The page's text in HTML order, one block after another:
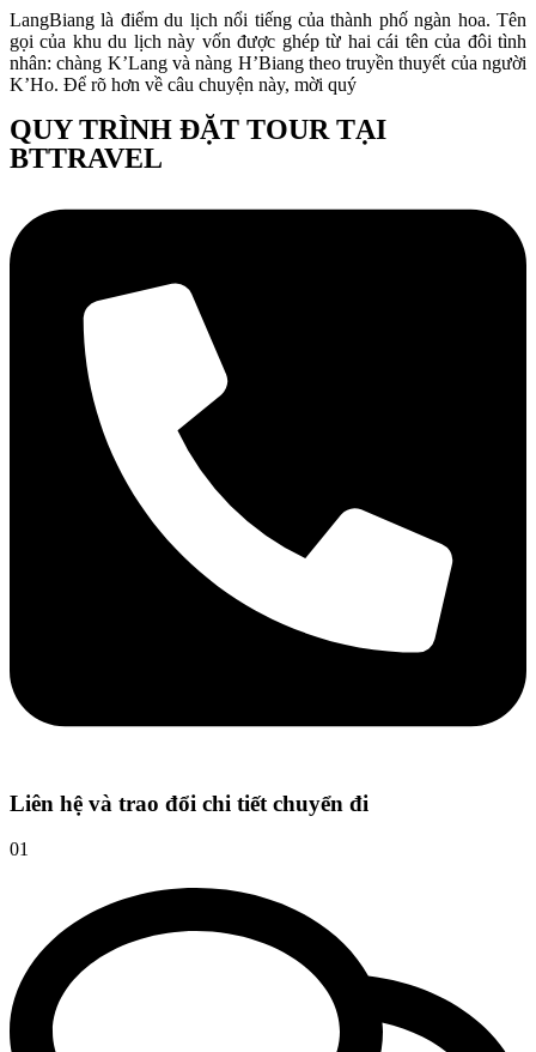
LangBiang là điểm du lịch nổi tiếng của thành phố ngàn hoa. Tên
gọi của khu du lịch này vốn được ghép từ hai cái tên của đôi tình
nhân: chàng K’Lang và nàng H’Biang theo truyền thuyết của người
K’Ho. Để rõ hơn về câu chuyện này, mời quý
QUY TRÌNH ĐẶT TOUR TẠI
BTTRAVEL
Liên hệ và trao đổi chi tiết chuyển đi
01